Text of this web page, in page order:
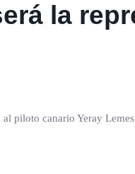
la
piloto canario Yeray